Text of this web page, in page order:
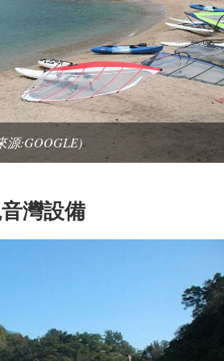
源:GOOGLE)
灣設備